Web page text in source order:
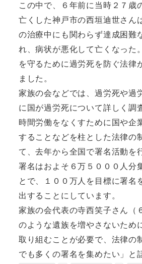
この中で、６年前に当時２７歳
亡くした神戸市の西垣迪世さん
の治療中にも関わらず達成困難
れ、病状が悪化して亡くなった
を守るために過労死を防ぐ法律
ました。
家族の会などでは、過労死や過
に国が過労死について詳しく調
時間労働をなくすために国や企
することなどを柱とした法律の
て、去年から全国で署名活動を
署名はおよそ６万５０００人分
とで、１００万人を目標に署名
出することにしています。
家族の会代表の寺西笑子さん（
のような遺族を増やさないため
取り組むことが必要で、法律の
でも多くの署名を集めたい」と